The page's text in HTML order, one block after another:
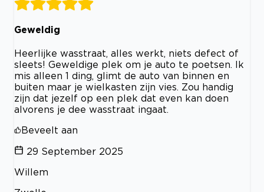
Geweldig
Heerlijke wasstraat, alles werkt, niets defect of
sleets! Geweldige plek om je auto te poetsen. Ik
mis alleen 1 ding, glimt de auto van binnen en
buiten maar je wielkasten zijn vies. Zou handig
zijn dat jezelf op een plek dat even kan doen
alvorens je dee wasstraat ingaat.
Beveelt aan
29 September 2025
Willem